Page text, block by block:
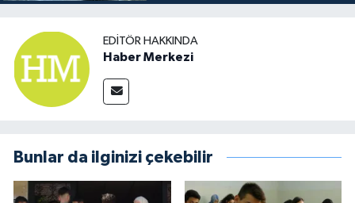
EDITÖR HAKKINDA
Haber Merkezi
Bunlar da ilginizi çekebilir